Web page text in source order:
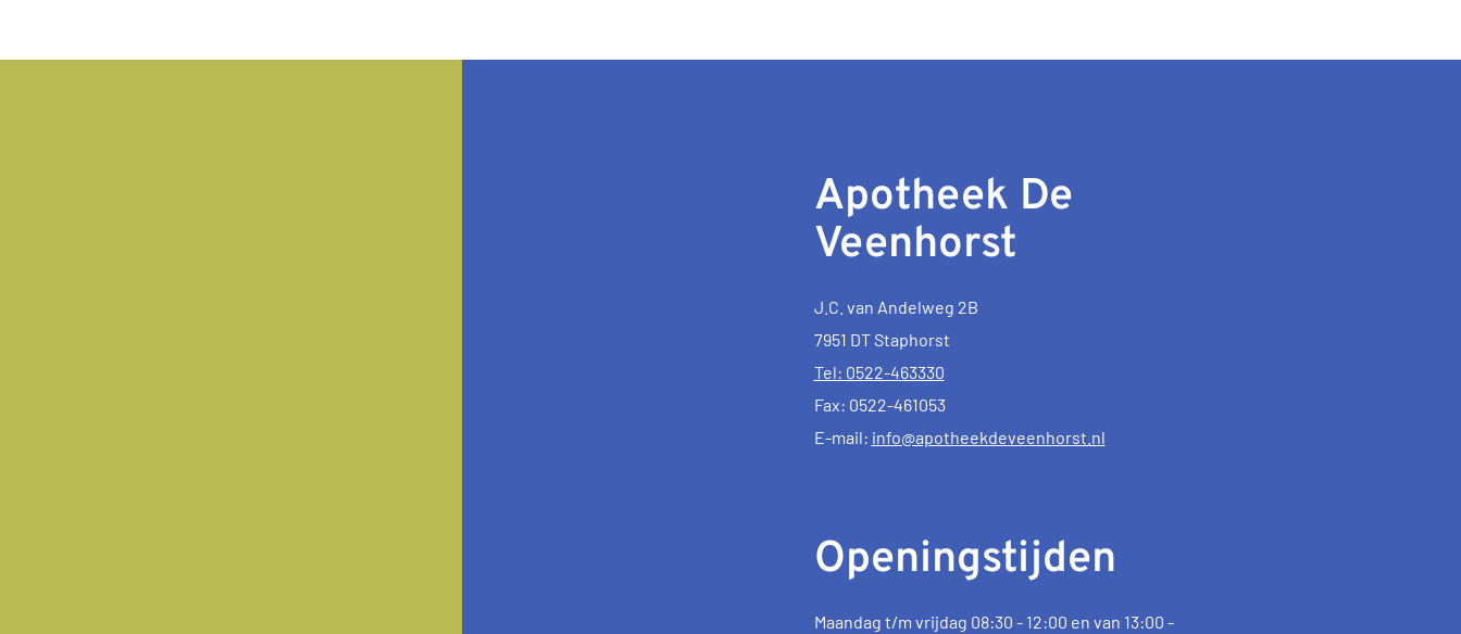
Apotheek De
Veenhorst
J.C. van Andelweg 2B
7951 DT Staphorst
Tel: 0522-463330
Fax: 0522-461053
E-mail: info@apotheekdeveenhorst.nl
Openingstijden
Maandag t/m vrijdag 08:30 - 12:00 en van 13:00 -